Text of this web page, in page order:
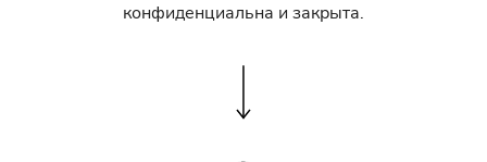
конфиденциальна и закрыта.